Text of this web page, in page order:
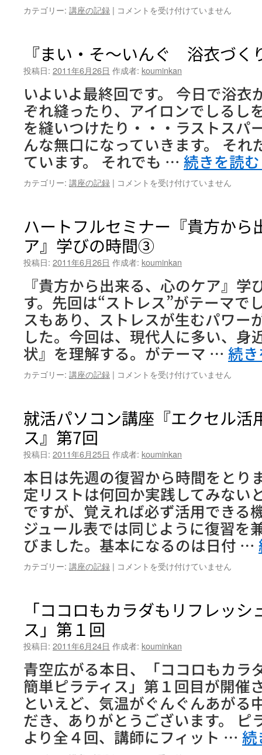
カテゴリー: 講座の記録 | き
TVpart
２
デ
オ
撮
影
っ
て
お
し
(映
像
制
作
ワ
ー
ク
シ
ョ
ッ
プ)
第
1
回
コメントを受け付けていません
『まい・そ～いんぐ 浴衣づく
投稿日: 2011年6月26日 作成者: kouminkan
いよいよ最終回です。 今日で浴衣
ぞれ縫ったり、アイロンでしるし
を縫いつけたり・・・ラストスパ
んな無口になっていきます。 それ
ています。 それでも … 続きを読
カテゴリー: 講座の記録 | 『ま
い
ん
ぐ
浴
づ
く
り』
第
回
は
コメントを受け付けていません
ハートフルセミナー『貴方から
ア』学びの時間③
投稿日: 2011年6月26日 作成者: kouminkan
『貴方から出来る、心のケア』
す。先回は“ストレス”がテーマで
スもあり、ストレスが生むパワー
した。今回は、現代人に多い、身
状』を理解する。がテーマ … 続
カテゴリー: 講座の記録 | ハ
フ
ル
ナ
『貴
方
か
ら
出
来
る、
の
学
び
時
③
は
コメントを受け付けていません
就活パソコン講座『エクセル活
ス』第7回
投稿日: 2011年6月25日 作成者: kouminkan
本日は先週の復習から時間をとり
定リストは何回か実践してみない
ですが、覚えれば必ず活用できる
ジュール表では同じように復習を
びました。基本になるのは日付 …
カテゴリー: 講座の記録 | 就
コ
座
ク
セ
ル
活
用
ビ
ジ
コメントを受け付けていません
「ココロもカラダもリフレッ
ス」第１回
投稿日: 2011年6月24日 作成者: kouminkan
青空広がる本日、「ココロもカラ
簡単ピラティス」第１回目が開催
といえど、気温がぐんぐんあがる
だき、ありがとうございます。 ピ
より全４回、講師にフィット …